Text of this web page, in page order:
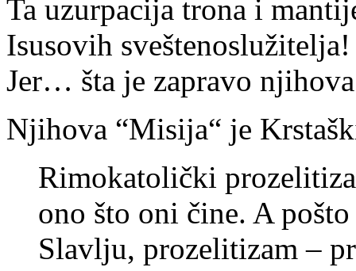
Ta uzurpacija trona i
Isusovih sveštenoslužitelja!
Jer… šta je zapravo
Njihova “Misija“ je
Rimokatolički
ono što oni čine. A
Slavlju, prozelitizam –